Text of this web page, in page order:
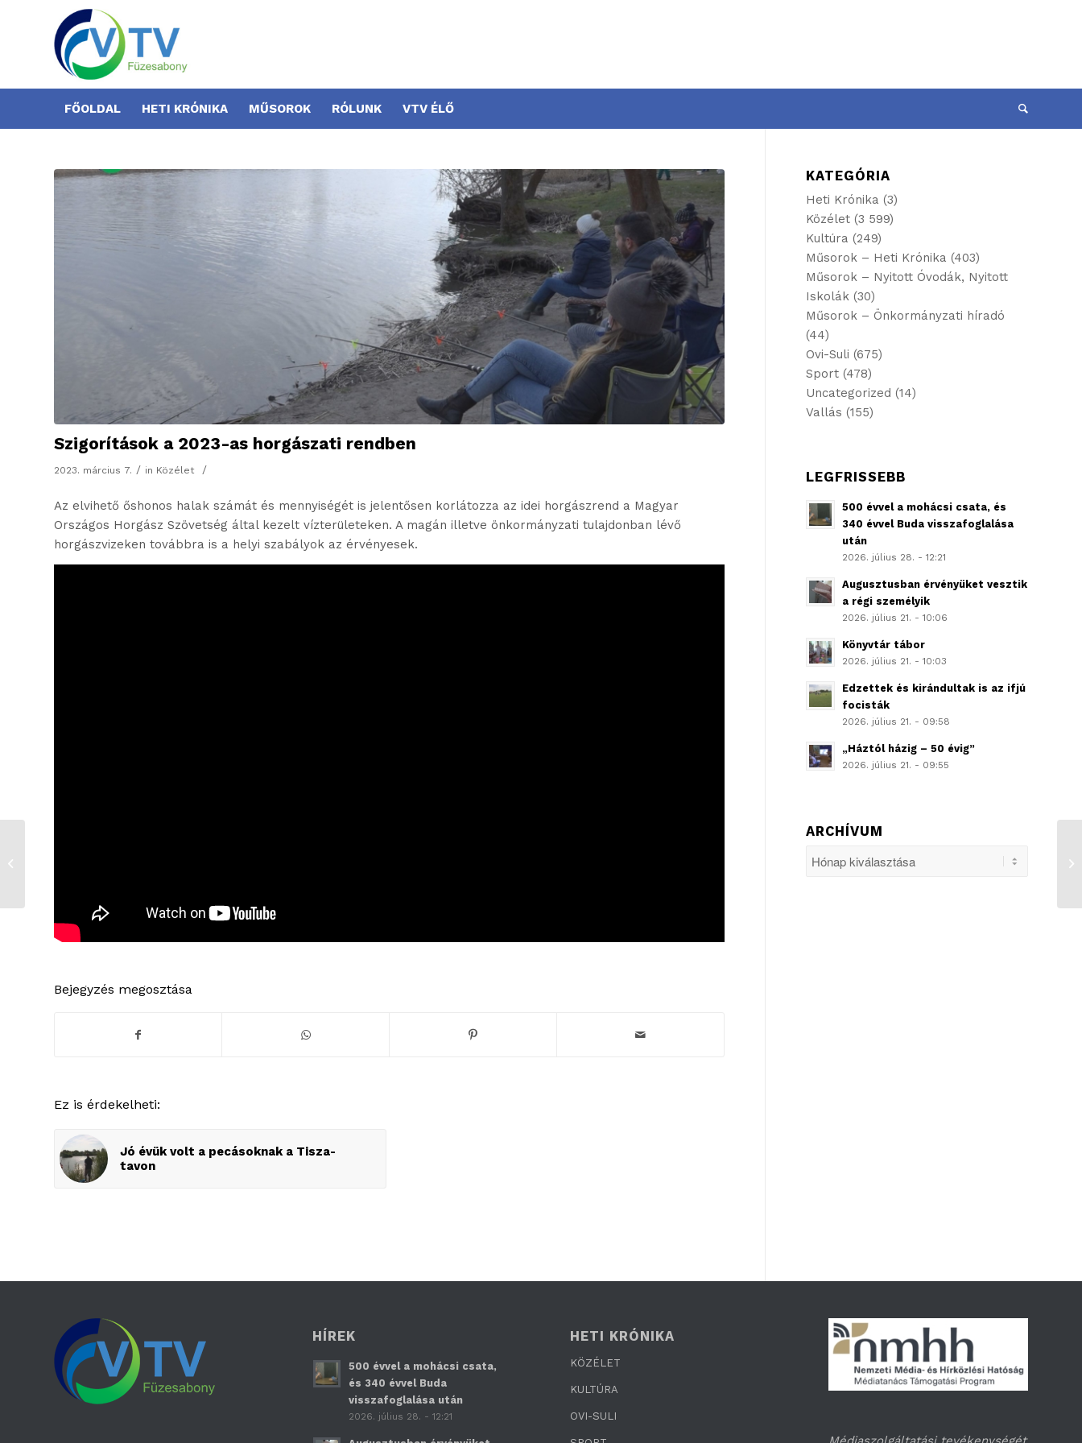
FŐOLDAL HETI KRÓNIKA MŰSOROK RÓLUNK VTV ÉLŐ
Szigorítások a 2023-as horgászati rendben
2023. március 7. / in Közélet /
Az elvihető őshonos halak számát és mennyiségét is jelentősen korlátozza az idei horgászrend a Magyar
Országos Horgász Szövetség által kezelt vízterületeken. A magán illetve önkormányzati tulajdonban lévő
horgászvizeken továbbra is a helyi szabályok az érvényesek.
Bejegyzés megosztása
Ez is érdekelheti:
Jó évük volt a pecásoknak a Tisza-
tavon
KATEGÓRIA
Heti Krónika (3)
Közélet (3 599)
Kultúra (249)
Műsorok – Heti Krónika (403)
Műsorok – Nyitott Óvodák, Nyitott
Iskolák (30)
Műsorok – Önkormányzati híradó
(44)
Ovi-Suli (675)
Sport (478)
Uncategorized (14)
Vallás (155)
LEGFRISSEBB
500 évvel a mohácsi csata, és
340 évvel Buda visszafoglalása
után
2026. július 28. - 12:21
Augusztusban érvényüket vesztik
a régi személyik
2026. július 21. - 10:06
Könyvtár tábor
2026. július 21. - 10:03
Edzettek és kirándultak is az ifjú
focisták
2026. július 21. - 09:58
„Háztól házig – 50 évig”
2026. július 21. - 09:55
ARCHÍVUM
HÍREK
500 évvel a mohácsi csata,
és 340 évvel Buda
visszafoglalása után
2026. július 28. - 12:21
HETI KRÓNIKA
KÖZÉLET
KULTÚRA
OVI-SULI